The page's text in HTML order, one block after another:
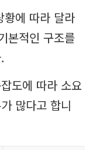
황에 따라 달라
본적인 구조를
도에 따라 소요
많다고 합니